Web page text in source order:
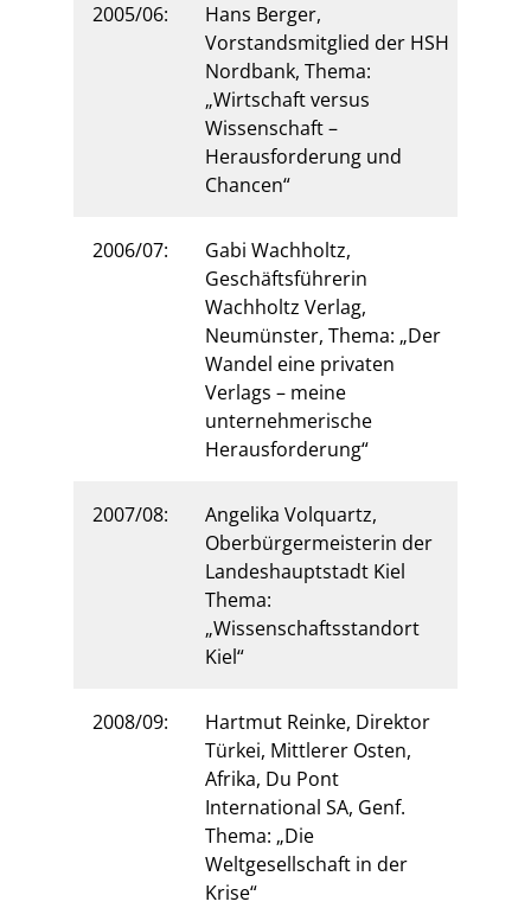
2005/06:
Hans Berger,
Vorstandsmitglied der HSH
Nordbank, Thema:
„Wirtschaft versus
Wissenschaft –
Herausforderung und
Chancen“
2006/07:
Gabi Wachholtz,
Geschäftsführerin
Wachholtz Verlag,
Neumünster, Thema: „Der
Wandel eine privaten
Verlags – meine
unternehmerische
Herausforderung“
2007/08:
Angelika Volquartz,
Oberbürgermeisterin der
Landeshauptstadt Kiel
Thema:
„Wissenschaftsstandort
Kiel“
2008/09:
Hartmut Reinke, Direktor
Türkei, Mittlerer Osten,
Afrika, Du Pont
International SA, Genf.
Thema: „Die
Weltgesellschaft in der
Krise“